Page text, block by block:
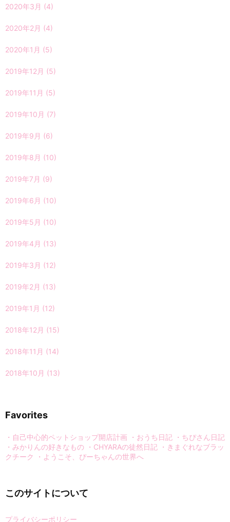
2020年3月 (4)
2020年2月 (4)
2020年1月 (5)
2019年12月 (5)
2019年11月 (5)
2019年10月 (7)
2019年9月 (6)
2019年8月 (10)
2019年7月 (9)
2019年6月 (10)
2019年5月 (10)
2019年4月 (13)
2019年3月 (12)
2019年2月 (13)
2019年1月 (12)
2018年12月 (15)
2018年11月 (14)
2018年10月 (13)
Favorites
・自己中心的ペットショップ開店計画 ・おうち日記 ・ちぴさん日記
・みかりんの好きなもの ・CHYARAの徒然日記 ・きまぐれなブラッ
クチーク
・ようこそ、ぴーちゃんの世界へ
このサイトについて
プライバシーポリシー